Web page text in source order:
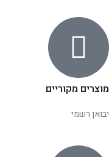
מוצרים מקוריים
יבואן רשמי